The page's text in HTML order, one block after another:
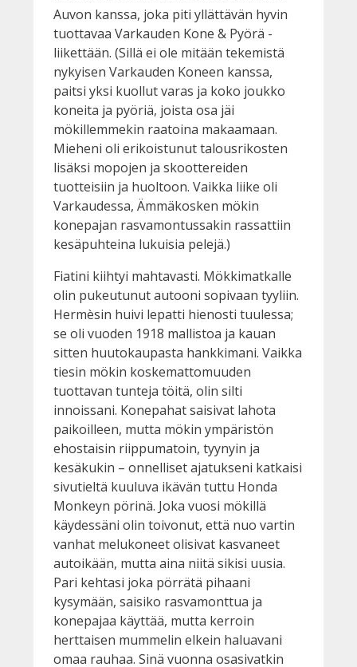
Auvon kanssa, joka piti yllättävän hyvin
tuottavaa Varkauden Kone & Pyörä -
liikettään. (Sillä ei ole mitään tekemistä
nykyisen Varkauden Koneen kanssa,
paitsi yksi kuollut varas ja koko joukko
koneita ja pyöriä, joista osa jäi
mökillemmekin raatoina makaamaan.
Mieheni oli erikoistunut talousrikosten
lisäksi mopojen ja skoottereiden
tuotteisiin ja huoltoon. Vaikka liike oli
Varkaudessa, Ämmäkosken mökin
konepajan rasvamontussakin rassattiin
kesäpuhteina lukuisia pelejä.)
Fiatini kiihtyi mahtavasti. Mökkimatkalle
olin pukeutunut autooni sopivaan tyyliin.
Hermèsin huivi lepatti hienosti tuulessa;
se oli vuoden 1918 mallistoa ja kauan
sitten huutokaupasta hankkimani. Vaikka
tiesin mökin koskemattomuuden
tuottavan tunteja töitä, olin silti
innoissani. Konepahat saisivat lahota
paikoilleen, mutta mökin ympäristön
ehostaisin riippumatoin, tyynyin ja
kesäkukin – onnelliset ajatukseni katkaisi
sivutieltä kuuluva ikävän tuttu Honda
Monkeyn pörinä. Joka vuosi mökillä
käydessäni olin toivonut, että nuo vartin
vanhat melukoneet olisivat kasvaneet
autoikään, mutta aina niitä sikisi uusia.
Pari kehtasi joka pörrätä pihaani
kysymään, saisiko rasvamonttua ja
konepajaa käyttää, mutta kerroin
herttaisen mummelin elkein haluavani
omaa rauhaa. Sinä vuonna osasivatkin